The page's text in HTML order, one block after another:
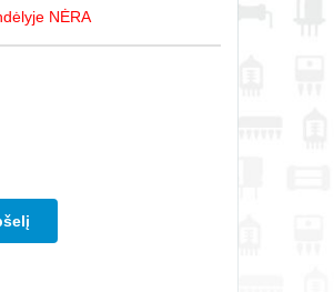
NĖRA